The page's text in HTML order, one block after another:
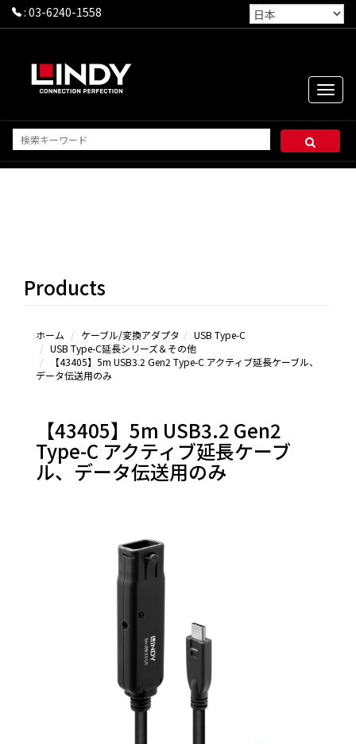
: 03-6240-1558
Toggle
USB
Products
ホーム ケーブル/変換アダプタ
USB Type-C
USB Type-C延長シリーズ＆その他
【43405】5m USB3.2 Gen2 Type-C アクティブ延長ケーブル、
データ伝送用のみ
【43405】5m USB3.2 Gen2
Type-C アクティブ延長ケーブ
ル、データ伝送用のみ